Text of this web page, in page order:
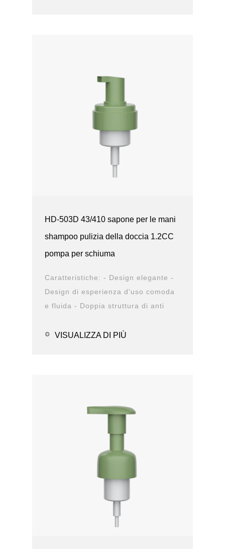
HD-503D 43/410 sapone per le mani
shampoo pulizia della doccia 1.2CC
pompa per schiuma
Caratteristiche: - Design elegante -
Design di esperienza d'uso comoda
e fluida - Doppia struttura di anti
- Op...
VISUALIZZA DI PIÙ